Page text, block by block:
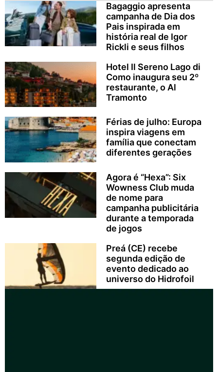
Bagaggio apresenta
campanha de Dia dos
Pais inspirada em
história real de Igor
Rickli e seus filhos
Hotel Il Sereno Lago di
Como inaugura seu 2º
restaurante, o Al
Tramonto
Férias de julho: Europa
inspira viagens em
família que conectam
diferentes gerações
Agora é “Hexa”: Six
Wowness Club muda
de nome para
campanha publicitária
durante a temporada
de jogos
Preá (CE) recebe
segunda edição de
evento dedicado ao
universo do Hidrofoil